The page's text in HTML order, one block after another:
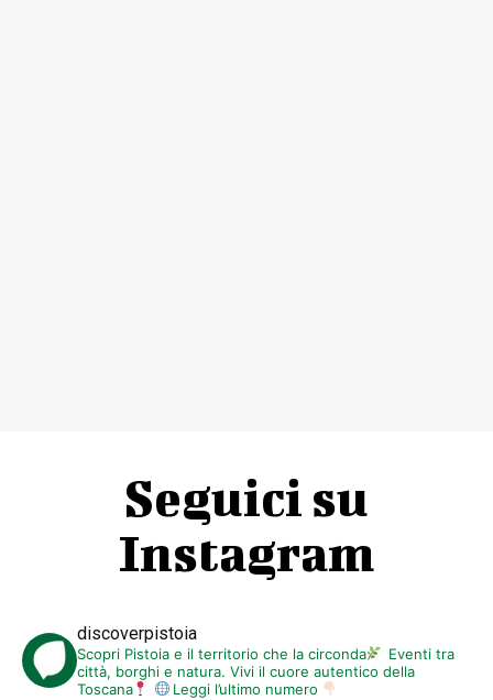
Seguici su
Instagram
discoverpistoia
Scopri Pistoia e il territorio che la circonda
Eventi tra
città, borghi e natura. Vivi il cuore autentico della
Toscana
Leggi l’ultimo numero